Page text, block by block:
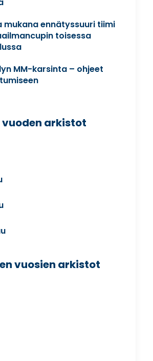
mukana ennätyssuuri tiimi
toisessa
MM-karsinta – ohjeet
vuoden arkistot
vuosien arkistot